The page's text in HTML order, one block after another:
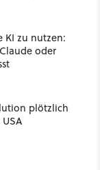
KI zu nutzen:
oder
plötzlich